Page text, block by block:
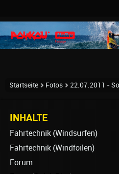
Startseite Fotos 22.07.2011 -
INHALTE
Fahrtechnik (Windsurfen)
Fahrtechnik (Windfoilen)
Forum